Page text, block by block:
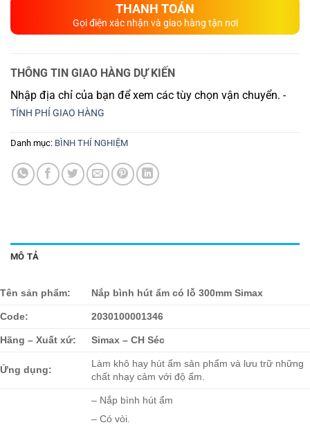
THANH TOÁN
Gọi điện xác nhận và giao hàng tận nơi
THÔNG TIN GIAO HÀNG DỰ KIẾN
Nhập địa chỉ của bạn để xem các tùy chọn vận chuyển. -
TÍNH PHÍ GIAO HÀNG
Danh mục: BÌNH THÍ NGHIỆM
MÔ TẢ
Tên sản phẩm: Nắp bình hút ẩm có lỗ 300mm Simax
Code: 2030100001346
Hãng – Xuất xứ: Simax – CH Séc
Ứng dụng:
Làm khô hay hút ẩm sản phẩm và lưu trữ những
chất nhạy cảm với độ ẩm.
– Nắp bình hút ẩm
– Có vòi.